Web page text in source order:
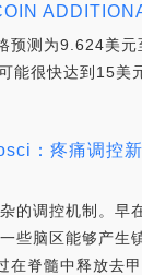
预测为9.624美元
能很快达到15美
：疼痛调控
的调控机制。早
些脑区能够产生
在脊髓中释放去